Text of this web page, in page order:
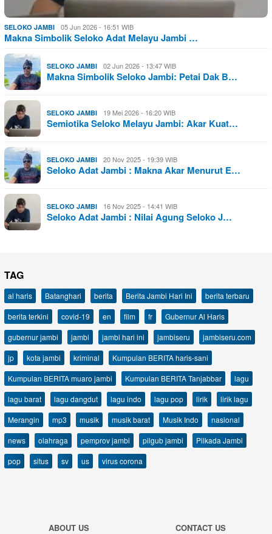
SELOKO JAMBI 05 Jun 2026 - 16:51 WIB
Makna Simbolik Seloko Adat Melayu Jambi …
SELOKO JAMBI 02 Jun 2026 - 13:47 WIB
Makna Simbolik Seloko Jambi: Petai Dak B…
SELOKO JAMBI 19 Mei 2026 - 16:20 WIB
Semiotika Seloko Melayu Jambi: Akar Kuat…
SELOKO JAMBI 20 Nov 2025 - 19:39 WIB
Seloko Adat Jambi : Makna Akar Menurut E…
SELOKO JAMBI 16 Nov 2025 - 14:41 WIB
Seloko Adat Jambi : Nilai Agung Seloko J…
TAG
al haris Batanghari berita Berita Jambi Hari Ini
berita terbaru
berita terkini
covid-19 en film fr
Gubernur Al Haris
gubernur jambi
jambi jambi hari ini jambiseru
jambiseru.com
jp
kota jambi kriminal
Kumpulan BERITA haris-sani
Kumpulan BERITA muaro jambi
Kumpulan BERITA Tanjabbar
lagu
lagu barat
lagu dangdut lagu indo lagu pop lirik
lirik lagu
Merangin
mp3 musik musik barat Musik Indo
nasional
news
olahraga pemprov jambi pilgub jambi
Pilkada Jambi
pop
situs sv us virus corona
ABOUT US CONTACT US